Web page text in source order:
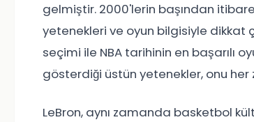
gelmiştir. 2000'lerin başından
yetenekleri ve oyun bilgisiyle dikkat
seçimi ile NBA tarihinin en başarılı
gösterdiği üstün yetenekler, onu her
LeBron, aynı zamanda basketbol